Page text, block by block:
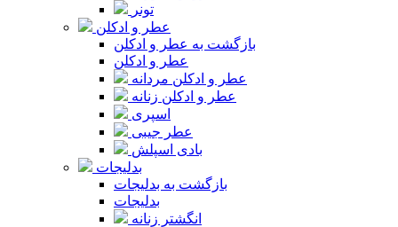
تونر
عطر و ادکلن
بازگشت به عطر و ادکلن
عطر و ادکلن
عطر و ادکلن مردانه
عطر و ادکلن زنانه
اسپری
عطر جیبی
بادی اسپلش
بدلیجات
بازگشت به بدلیجات
بدلیجات
انگشتر زنانه